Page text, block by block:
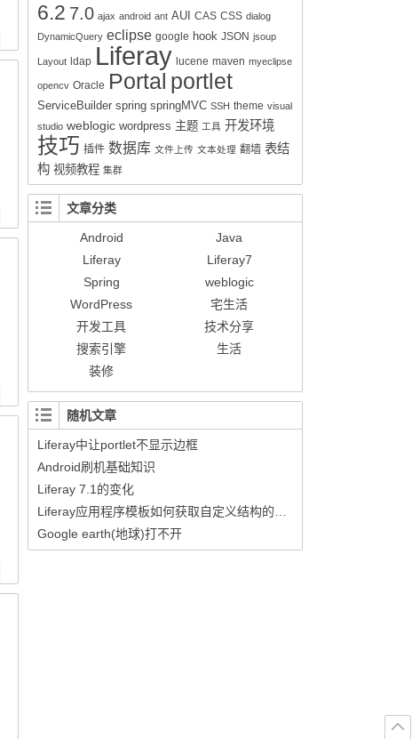
得到该类的所有属性所对应的值，其它类的值
无法获得。比如我们的sql写联查就只能得到其
中一张表的数据而不是该SQL语句查询到的所
有数据。求教该如何解决的好呢？
6.2 7.0 ajax android ant AUI CAS CSS dialog
DynamicQuery eclipse google hook JSON jsoup
Layout ldap Liferay lucene maven myeclipse
opencv Oracle Portal portlet
ServiceBuilder spring springMVC SSH theme visual
studio weblogic wordpress 主题 工具 开发环境
技巧 插件 数据库 文件上传 文本处理 翻墙 表结
构 视频教程 集群
文章分类
Android
Java
Liferay
Liferay7
Spring
weblogic
WordPress
宅生活
开发工具
技术分享
搜索引擎
生活
装修
随机文章
Liferay中让portlet不显示边框
Android刷机基础知识
Liferay 7.1的变化
Google earth(地球)打不开